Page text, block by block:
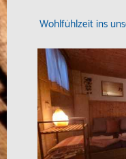
Wohlfühlzeit ins